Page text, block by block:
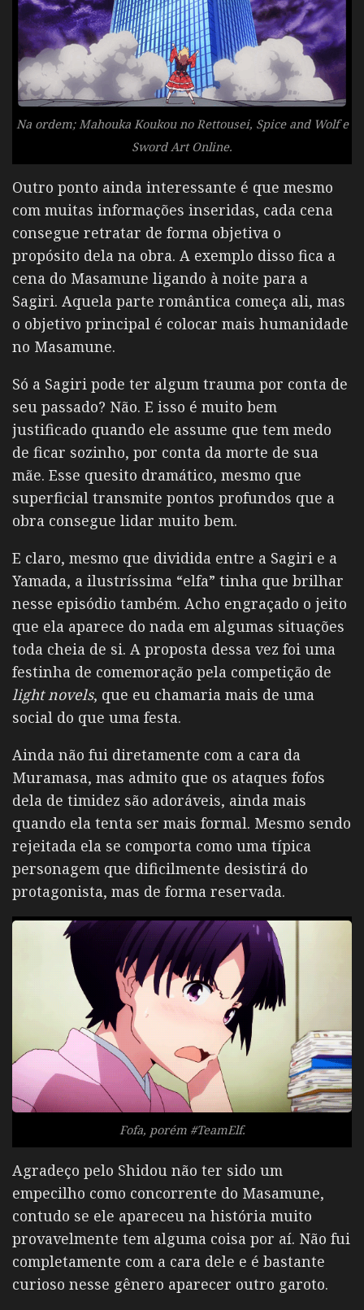
Na ordem; Mahouka Koukou no Rettousei, Spice and Wolf e
Sword Art Online.
Outro ponto ainda interessante é que mesmo
com muitas informações inseridas, cada cena
consegue retratar de forma objetiva o
propósito dela na obra. A exemplo disso fica a
cena do Masamune ligando à noite para a
Sagiri. Aquela parte romântica começa ali, mas
o objetivo principal é colocar mais humanidade
no Masamune.
Só a Sagiri pode ter algum trauma por conta de
seu passado? Não. E isso é muito bem
justificado quando ele assume que tem medo
de ficar sozinho, por conta da morte de sua
mãe. Esse quesito dramático, mesmo que
superficial transmite pontos profundos que a
obra consegue lidar muito bem.
E claro, mesmo que dividida entre a Sagiri e a
Yamada, a ilustríssima “elfa” tinha que brilhar
nesse episódio também. Acho engraçado o jeito
que ela aparece do nada em algumas situações
toda cheia de si. A proposta dessa vez foi uma
festinha de comemoração pela competição de
light novels, que eu chamaria mais de uma
social do que uma festa.
Ainda não fui diretamente com a cara da
Muramasa, mas admito que os ataques fofos
dela de timidez são adoráveis, ainda mais
quando ela tenta ser mais formal. Mesmo sendo
rejeitada ela se comporta como uma típica
personagem que dificilmente desistirá do
protagonista, mas de forma reservada.
Fofa, porém #TeamElf.
Agradeço pelo Shidou não ter sido um
empecilho como concorrente do Masamune,
contudo se ele apareceu na história muito
provavelmente tem alguma coisa por aí. Não fui
completamente com a cara dele e é bastante
curioso nesse gênero aparecer outro garoto.